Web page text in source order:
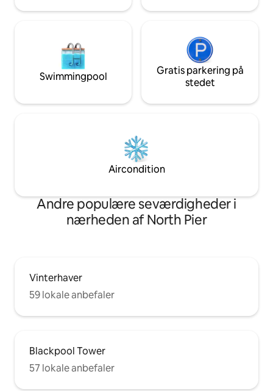
Swimmingpool
Gratis parkering på
stedet
Aircondition
Andre populære seværdigheder i
nærheden af North Pier
Vinterhaver
59 lokale anbefaler
Blackpool Tower
57 lokale anbefaler